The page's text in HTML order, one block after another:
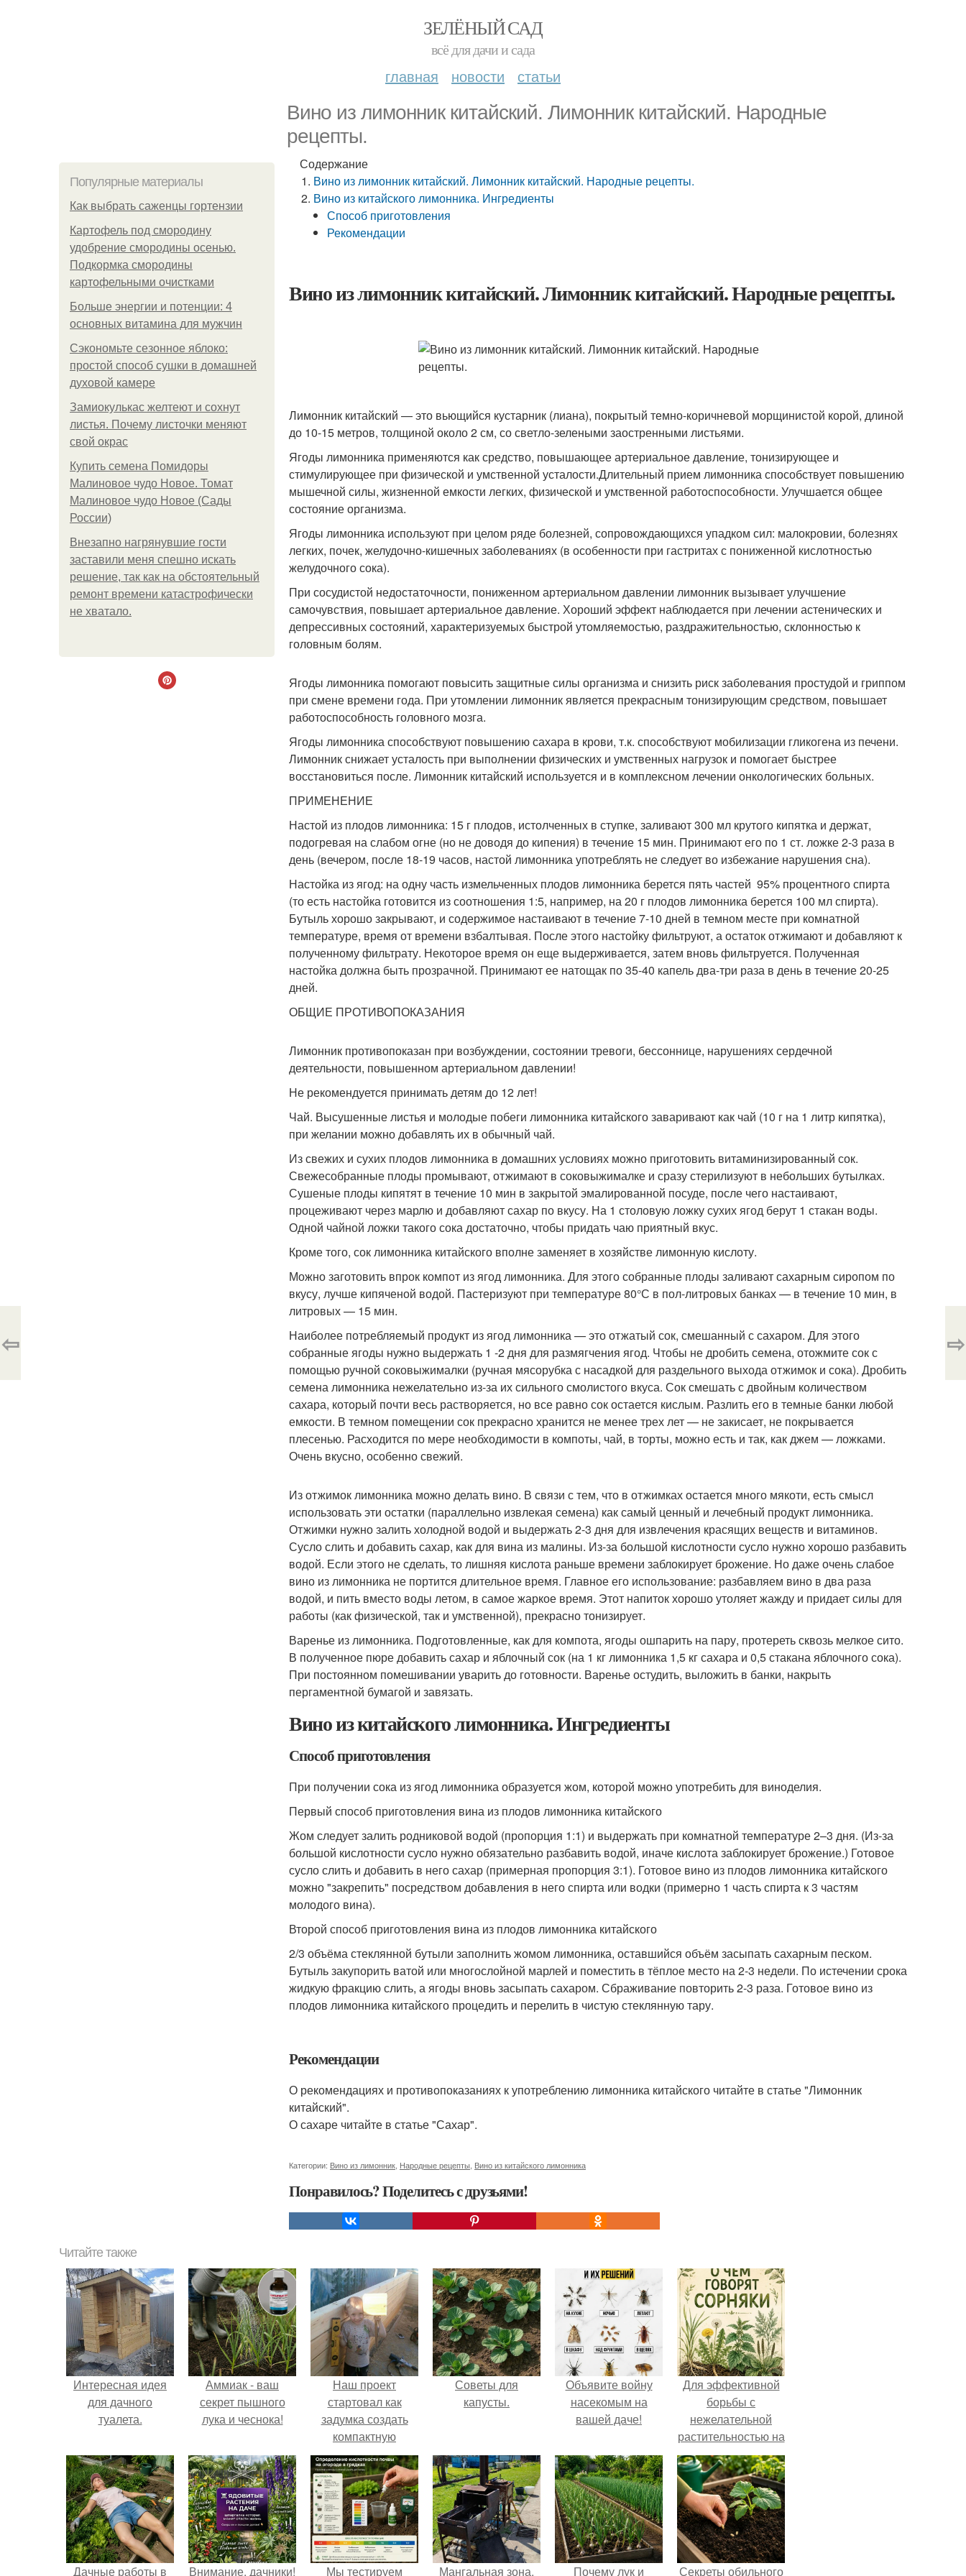
ЗЕЛЁНЫЙ САД
всё для дачи и сада
главная новости статьи
Вино из лимонник китайский. Лимонник китайский. Народные
рецепты.
Популярные материалы
Как выбрать саженцы гортензии
Картофель под смородину
удобрение смородины осенью.
Подкормка смородины
картофельными очистками
Больше энергии и потенции: 4
основных витамина для мужчин
Сэкономьте сезонное яблоко:
простой способ сушки в домашней
духовой камере
Замиокулькас желтеют и сохнут
листья. Почему листочки меняют
свой окрас
Купить семена Помидоры
Малиновое чудо Новое. Томат
Малиновое чудо Новое (Сады
России)
Внезапно нагрянувшие гости
заставили меня спешно искать
решение, так как на обстоятельный
ремонт времени катастрофически
не хватало.
Содержание
Вино из лимонник китайский. Лимонник китайский. Народные рецепты.
Вино из китайского лимонника. Ингредиенты
Способ приготовления
Рекомендации
Вино из лимонник китайский. Лимонник китайский. Народные рецепты.
Лимонник китайский — это вьющийся кустарник (лиана), покрытый темно-коричневой морщинистой корой, длиной
до 10-15 метров, толщиной около 2 см, со светло-зелеными заостренными листьями.
Ягоды лимонника применяются как средство, повышающее артериальное давление, тонизирующее и
стимулирующее при физической и умственной усталости.Длительный прием лимонника способствует повышению
мышечной силы, жизненной емкости легких, физической и умственной работоспособности. Улучшается общее
состояние организма.
Ягоды лимонника используют при целом ряде болезней, сопровождающихся упадком сил: малокровии, болезнях
легких, почек, желудочно-кишечных заболеваниях (в особенности при гастритах с пониженной кислотностью
желудочного сока).
При сосудистой недостаточности, пониженном артериальном давлении лимонник вызывает улучшение
самочувствия, повышает артериальное давление. Хороший эффект наблюдается при лечении астенических и
депрессивных состояний, характеризуемых быстрой утомляемостью, раздражительностью, склонностью к
головным болям.
Ягоды лимонника помогают повысить защитные силы организма и снизить риск заболевания простудой и гриппом
при смене времени года. При утомлении лимонник является прекрасным тонизирующим средством, повышает
работоспособность головного мозга.
Ягоды лимонника способствуют повышению сахара в крови, т.к. способствуют мобилизации гликогена из печени.
Лимонник снижает усталость при выполнении физических и умственных нагрузок и помогает быстрее
восстановиться после. Лимонник китайский используется и в комплексном лечении онкологических больных.
ПРИМЕНЕНИЕ
Настой из плодов лимонника: 15 г плодов, истолченных в ступке, заливают 300 мл крутого кипятка и держат,
подогревая на слабом огне (но не доводя до кипения) в течение 15 мин. Принимают его по 1 ст. ложке 2-3 раза в
день (вечером, после 18-19 часов, настой лимонника употреблять не следует во избежание нарушения сна).
Настойка из ягод: на одну часть измельченных плодов лимонника берется пять частей 95% процентного спирта
(то есть настойка готовится из соотношения 1:5, например, на 20 г плодов лимонника берется 100 мл спирта).
Бутыль хорошо закрывают, и содержимое настаивают в течение 7-10 дней в темном месте при комнатной
температуре, время от времени взбалтывая. После этого настойку фильтруют, а остаток отжимают и добавляют к
полученному фильтрату. Некоторое время он еще выдерживается, затем вновь фильтруется. Полученная
настойка должна быть прозрачной. Принимают ее натощак по 35-40 капель два-три раза в день в течение 20-25
дней.
ОБЩИЕ ПРОТИВОПОКАЗАНИЯ
Лимонник противопоказан при возбуждении, состоянии тревоги, бессоннице, нарушениях сердечной
деятельности, повышенном артериальном давлении!
Не рекомендуется принимать детям до 12 лет!
Чай. Высушенные листья и молодые побеги лимонника китайского заваривают как чай (10 г на 1 литр кипятка),
при желании можно добавлять их в обычный чай.
Из свежих и сухих плодов лимонника в домашних условиях можно приготовить витаминизированный сок.
Свежесобранные плоды промывают, отжимают в соковыжималке и сразу стерилизуют в небольших бутылках.
Сушеные плоды кипятят в течение 10 мин в закрытой эмалированной посуде, после чего настаивают,
процеживают через марлю и добавляют сахар по вкусу. На 1 столовую ложку сухих ягод берут 1 стакан воды.
Одной чайной ложки такого сока достаточно, чтобы придать чаю приятный вкус.
Кроме того, сок лимонника китайского вполне заменяет в хозяйстве лимонную кислоту.
Можно заготовить впрок компот из ягод лимонника. Для этого собранные плоды заливают сахарным сиропом по
вкусу, лучше кипяченой водой. Пастеризуют при температуре 80°С в пол-литровых банках — в течение 10 мин, в
литровых — 15 мин.
Наиболее потребляемый продукт из ягод лимонника — это отжатый сок, смешанный с сахаром. Для этого
собранные ягоды нужно выдержать 1 -2 дня для размягчения ягод. Чтобы не дробить семена, отожмите сок с
помощью ручной соковыжималки (ручная мясорубка с насадкой для раздельного выхода отжимок и сока). Дробить
семена лимонника нежелательно из-за их сильного смолистого вкуса. Сок смешать с двойным количеством
сахара, который почти весь растворяется, но все равно сок остается кислым. Разлить его в темные банки любой
емкости. В темном помещении сок прекрасно хранится не менее трех лет — не закисает, не покрывается
плесенью. Расходится по мере необходимости в компоты, чай, в торты, можно есть и так, как джем — ложками.
Очень вкусно, особенно свежий.
Из отжимок лимонника можно делать вино. В связи с тем, что в отжимках остается много мякоти, есть смысл
использовать эти остатки (параллельно извлекая семена) как самый ценный и лечебный продукт лимонника.
Отжимки нужно залить холодной водой и выдержать 2-3 дня для извлечения красящих веществ и витаминов.
Сусло слить и добавить сахар, как для вина из малины. Из-за большой кислотности сусло нужно хорошо разбавить
водой. Если этого не сделать, то лишняя кислота раньше времени заблокирует брожение. Но даже очень слабое
вино из лимонника не портится длительное время. Главное его использование: разбавляем вино в два раза
водой, и пить вместо воды летом, в самое жаркое время. Этот напиток хорошо утоляет жажду и придает силы для
работы (как физической, так и умственной), прекрасно тонизирует.
Варенье из лимонника. Подготовленные, как для компота, ягоды ошпарить на пару, протереть сквозь мелкое сито.
В полученное пюре добавить сахар и яблочный сок (на 1 кг лимонника 1,5 кг сахара и 0,5 стакана яблочного сока).
При постоянном помешивании уварить до готовности. Варенье остудить, выложить в банки, накрыть
пергаментной бумагой и завязать.
Вино из китайского лимонника. Ингредиенты
Способ приготовления
При получении сока из ягод лимонника образуется жом, которой можно употребить для виноделия.
Первый способ приготовления вина из плодов лимонника китайского
Жом следует залить родниковой водой (пропорция 1:1) и выдержать при комнатной температуре 2–3 дня. (Из-за
большой кислотности сусло нужно обязательно разбавить водой, иначе кислота заблокирует брожение.) Готовое
сусло слить и добавить в него сахар (примерная пропорция 3:1). Готовое вино из плодов лимонника китайского
можно "закрепить" посредством добавления в него спирта или водки (примерно 1 часть спирта к 3 частям
молодого вина).
Второй способ приготовления вина из плодов лимонника китайского
2/3 объёма стеклянной бутыли заполнить жомом лимонника, оставшийся объём засыпать сахарным песком.
Бутыль закупорить ватой или многослойной марлей и поместить в тёплое место на 2-3 недели. По истечении срока
жидкую фракцию слить, а ягоды вновь засыпать сахаром. Сбраживание повторить 2-3 раза. Готовое вино из
плодов лимонника китайского процедить и перелить в чистую стеклянную тару.
Рекомендации
О рекомендациях и противопоказаниях к употреблению лимонника китайского читайте в статье "Лимонник
китайский".
О сахаре читайте в статье "Сахар".
Категории: Вино из лимонник Народные рецепты Вино из китайского лимонника
Понравилось? Поделитесь с друзьями!
⇦ ⇨
Читайте также
Интересная идея
для дачного
туалета.
Аммиак - ваш
секрет пышного
лука и чеснока!
Наш проект
стартовал как
задумка создать
компактную
беседку для
отдыха.
Советы для
капусты.
Объявите войну
насекомым на
вашей даче!
Для эффективной
борьбы с
нежелательной
растительностью на
вашем
приусадебном
участке крайне
важно понимать
природу этих
"Врагов".
Дачные работы в
Внимание, дачники! Мы тестируем Мангальная зона. Почему лук и Секреты обильного